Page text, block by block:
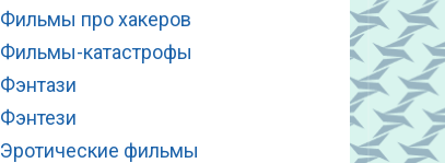
Фильмы про хакеров
Фильмы-катастрофы
Фэнтази
Фэнтези
Эротические фильмы